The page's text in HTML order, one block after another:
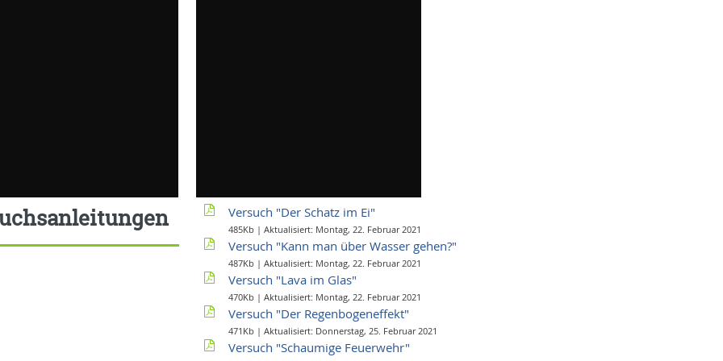
Versuch "Der Schatz im Ei"
485Kb | Aktualisiert: Montag, 22. Februar 2021
Versuch "Kann man über Wasser gehen?"
487Kb | Aktualisiert: Montag, 22. Februar 2021
Versuch "Lava im Glas"
470Kb | Aktualisiert: Montag, 22. Februar 2021
Versuch "Der Regenbogeneffekt"
471Kb | Aktualisiert: Donnerstag, 25. Februar 2021
Versuch "Schaumige Feuerwehr"